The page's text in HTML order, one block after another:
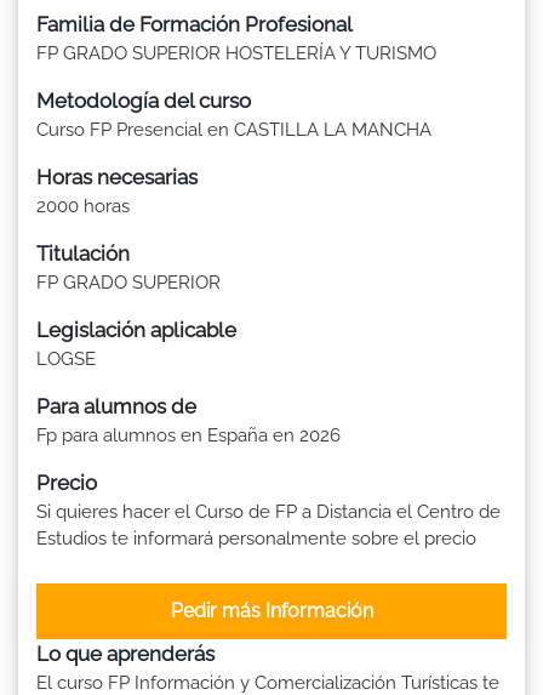
Familia de Formación Profesional
FP GRADO SUPERIOR HOSTELERÍA Y TURISMO
Metodología del curso
Curso FP Presencial en CASTILLA LA MANCHA
Horas necesarias
2000 horas
Titulación
FP GRADO SUPERIOR
Legislación aplicable
LOGSE
Para alumnos de
Fp para alumnos en España en 2026
Precio
Si quieres hacer el Curso de FP a Distancia el Centro de
Estudios te informará personalmente sobre el precio
Pedir más Información
Lo que aprenderás
El curso FP Información y Comercialización Turísticas te